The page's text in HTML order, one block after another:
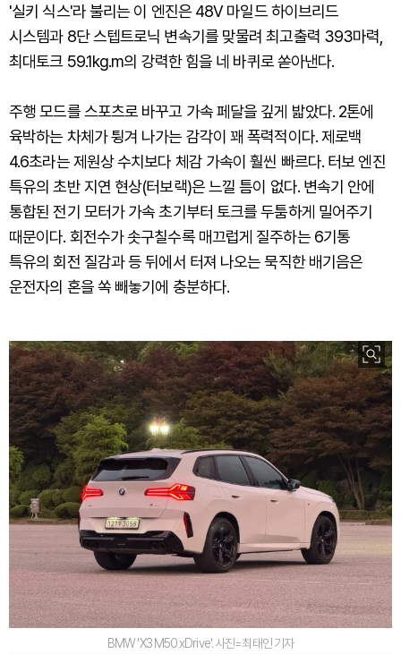
'실키 식스'라 불리는 이 엔진은 48V 마일드 하이브리드
시스템과 8단 스텝트로닉 변속기를 맞물려 최고출력 393마력,
최대토크 59.1kg.m의 강력한 힘을 네 바퀴로 쏟아낸다.
주행 모드를 스포츠로 바꾸고 가속 페달을 깊게 밟았다. 2톤에
육박하는 차체가 튕겨 나가는 감각이 꽤 폭력적이다. 제로백
4.6초라는 제원상 수치보다 체감 가속이 훨씬 빠르다. 터보 엔진
특유의 초반 지연 현상(터보랙)은 느낄 틈이 없다. 변속기 안에
통합된 전기 모터가 가속 초기부터 토크를 두툼하게 밀어주기
때문이다. 회전수가 솟구칠수록 매끄럽게 질주하는 6기통
특유의 회전 질감과 등 뒤에서 터져 나오는 묵직한 배기음은
운전자의 혼을 쏙 빼놓기에 충분하다.
BMW 'X3 M50 xDrive'. 사진=최태인 기자